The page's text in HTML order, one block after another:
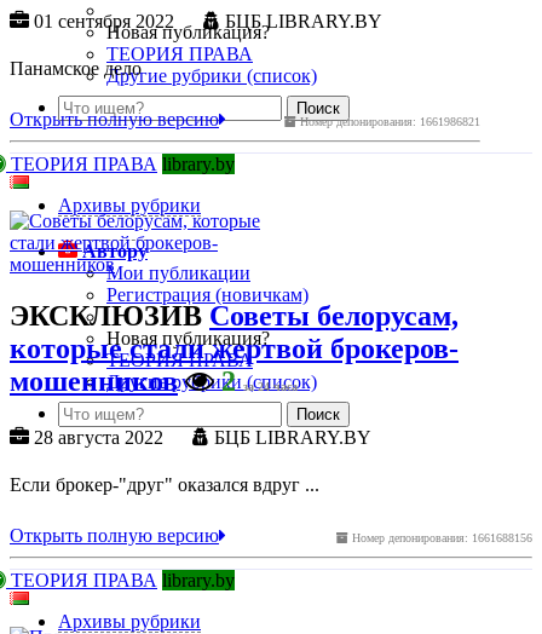
Новая публикация?
ТЕОРИЯ ПРАВА
Другие рубрики (список)
01 сентября 2022 БЦБ LIBRARY.BY
Панамское дело
Номер депонирования: 1661986821
Открыть полную версию
ТЕОРИЯ ПРАВА library.by
Архивы рубрики
Автору
Мои публикации
Регистрация (новичкам)
Новая публикация?
ТЕОРИЯ ПРАВА
Другие рубрики (список)
ЭКСКЛЮЗИВ Советы белорусам,
которые стали жертвой брокеров-
мошенников
2 за 24 часа
28 августа 2022 БЦБ LIBRARY.BY
Если брокер-"друг" оказался вдруг ...
Номер депонирования: 1661688156
Открыть полную версию
ТЕОРИЯ ПРАВА library.by
Архивы рубрики